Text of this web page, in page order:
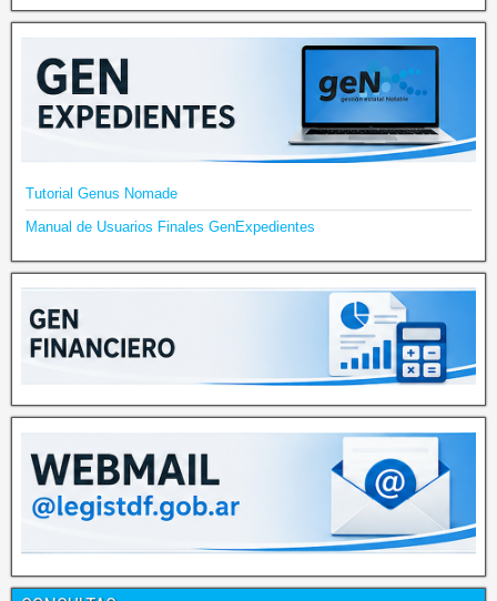
Tutorial Genus Nomade
Manual de Usuarios Finales GenExpedientes